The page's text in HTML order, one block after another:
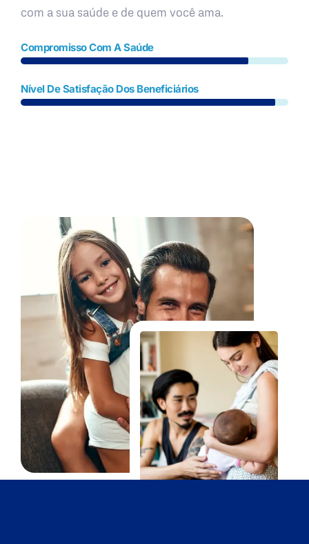
com a sua saúde e de quem você ama.
Compromisso Com A Saúde
Nível De Satisfação Dos Beneficiários